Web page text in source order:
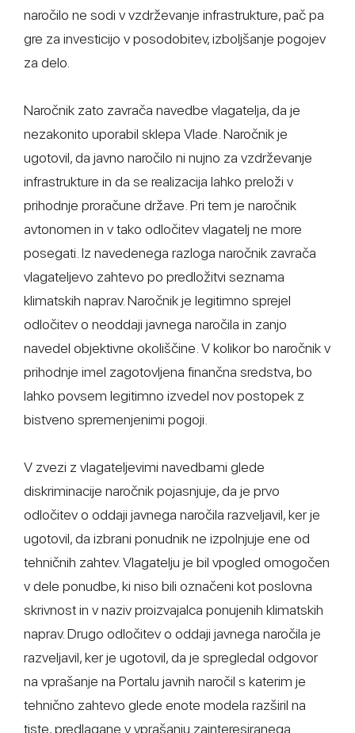
naročilo ne sodi v vzdrževanje infrastrukture, pač pa
gre za investicijo v posodobitev, izboljšanje pogojev
za delo.
Naročnik zato zavrača navedbe vlagatelja, da je
nezakonito uporabil sklepa Vlade. Naročnik je
ugotovil, da javno naročilo ni nujno za vzdrževanje
infrastrukture in da se realizacija lahko preloži v
prihodnje proračune države. Pri tem je naročnik
avtonomen in v tako odločitev vlagatelj ne more
posegati. Iz navedenega razloga naročnik zavrača
vlagateljevo zahtevo po predložitvi seznama
klimatskih naprav. Naročnik je legitimno sprejel
odločitev o neoddaji javnega naročila in zanjo
navedel objektivne okoliščine. V kolikor bo naročnik v
prihodnje imel zagotovljena finančna sredstva, bo
lahko povsem legitimno izvedel nov postopek z
bistveno spremenjenimi pogoji.
V zvezi z vlagateljevimi navedbami glede
diskriminacije naročnik pojasnjuje, da je prvo
odločitev o oddaji javnega naročila razveljavil, ker je
ugotovil, da izbrani ponudnik ne izpolnjuje ene od
tehničnih zahtev. Vlagatelju je bil vpogled omogočen
v dele ponudbe, ki niso bili označeni kot poslovna
skrivnost in v naziv proizvajalca ponujenih klimatskih
naprav. Drugo odločitev o oddaji javnega naročila je
razveljavil, ker je ugotovil, da je spregledal odgovor
na vprašanje na Portalu javnih naročil s katerim je
tehnično zahtevo glede enote modela razširil na
tiste, predlagane v vprašanju zainteresiranega